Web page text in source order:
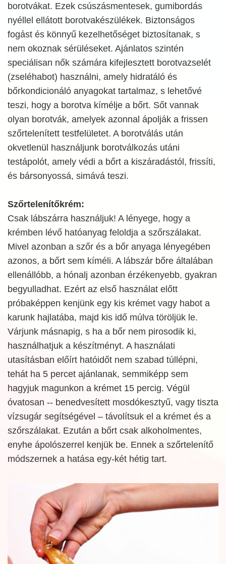
borotvákat. Ezek csúszásmentesek, gumibordás
nyéllel ellátott borotvakészülékek. Biztonságos
fogást és könnyű kezelhetőséget biztosítanak, s
nem okoznak sérüléseket. Ajánlatos szintén
speciálisan nők számára kifejlesztett borotvazselét
(zseléhabot) használni, amely hidratáló és
bőrkondicionáló anyagokat tartalmaz, s lehetővé
teszi, hogy a borotva kímélje a bőrt. Sőt vannak
olyan borotvák, amelyek azonnal ápolják a frissen
szőrtelenített testfelületet. A borotválás után
okvetlenül használjunk borotválkozás utáni
testápolót, amely védi a bőrt a kiszáradástól, frissíti,
és bársonyossá, simává teszi.
Szőrtelenítőkrém:
Csak lábszárra használjuk! A lényege, hogy a
krémben lévő hatóanyag feloldja a szőrszálakat.
Mivel azonban a szőr és a bőr anyaga lényegében
azonos, a bőrt sem kíméli. A lábszár bőre általában
ellenállóbb, a hónalj azonban érzékenyebb, gyakran
begyulladhat. Ezért az első használat előtt
próbaképpen kenjünk egy kis krémet vagy habot a
karunk hajlatába, majd kis idő múlva töröljük le.
Várjunk másnapig, s ha a bőr nem pirosodik ki,
használhatjuk a készítményt. A használati
utasításban előírt hatóidőt nem szabad túllépni,
tehát ha 5 percet ajánlanak, semmiképp sem
hagyjuk magunkon a krémet 15 percig. Végül
óvatosan -- benedvesített mosdókesztyű, vagy tiszta
vízsugár segítségével – távolítsuk el a krémet és a
szőrszálakat. Ezután a bőrt csak alkoholmentes,
enyhe ápolószerrel kenjük be. Ennek a szőrtelenítő
módszernek a hatása egy-két hétig tart.